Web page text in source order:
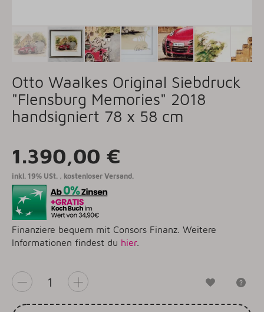
Otto Waalkes Original Siebdruck
"Flensburg Memories" 2018
handsigniert 78 x 58 cm
1.390,00 €
inkl. 19% USt. , kostenloser Versand.
Finanziere bequem mit Consors Finanz. Weitere
Informationen findest du hier.